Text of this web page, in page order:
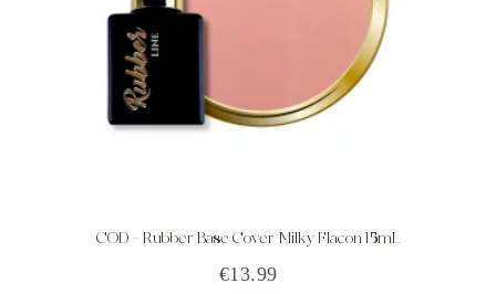
ACHETEZ DÉTAILS
COD – Rubber Base Cover Milky Flacon 15mL
€13.99